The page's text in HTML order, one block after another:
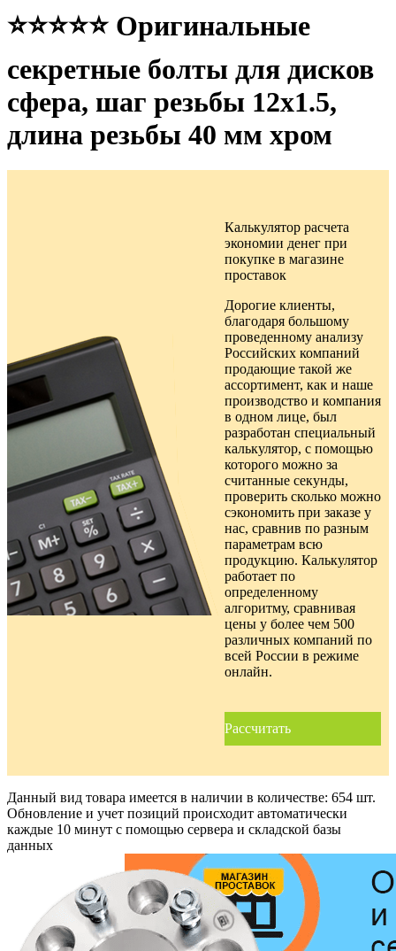
⭐⭐⭐⭐⭐ Оригинальные
секретные болты для дисков
сфера, шаг резьбы 12x1.5,
длина резьбы 40 мм хром
Калькулятор расчета
экономии денег при
покупке в магазине
проставок
Дорогие клиенты,
благодаря большому
проведенному анализу
Российских компаний
продающие такой же
ассортимент, как и наше
производство и компания
в одном лице, был
разработан специальный
калькулятор, с помощью
которого можно за
считанные секунды,
проверить сколько можно
сэкономить при заказе у
нас, сравнив по разным
параметрам всю
продукцию. Калькулятор
работает по
определенному
алгоритму, сравнивая
цены у более чем 500
различных компаний по
всей России в режиме
онлайн.
Рассчитать
Данный вид товара имеется в наличии в количестве: 654 шт.
Обновление и учет позиций происходит автоматически
каждые 10 минут с помощью сервера и складской базы
данных